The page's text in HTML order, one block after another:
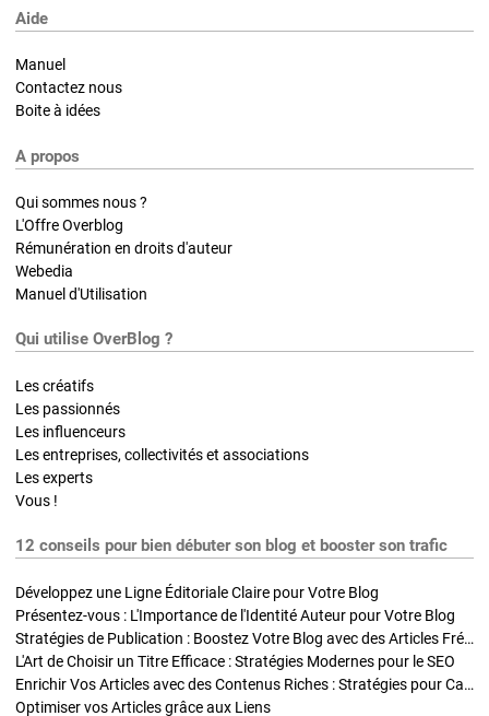
Aide
Manuel
Contactez nous
Boite à idées
A propos
Qui sommes nous ?
L'Offre Overblog
Rémunération en droits d'auteur
Webedia
Manuel d'Utilisation
Qui utilise OverBlog ?
Les créatifs
Les passionnés
Les influenceurs
Les entreprises, collectivités et associations
Les experts
Vous !
12 conseils pour bien débuter son blog et booster son trafic
Développez une Ligne Éditoriale Claire pour Votre Blog
Présentez-vous : L'Importance de l'Identité Auteur pour Votre Blog
Stratégies de Publication : Boostez Votre Blog avec des Articles Fréquents et Exclusifs
L'Art de Choisir un Titre Efficace : Stratégies Modernes pour le SEO
Enrichir Vos Articles avec des Contenus Riches : Stratégies pour Captiver et Optimiser
Optimiser vos Articles grâce aux Liens